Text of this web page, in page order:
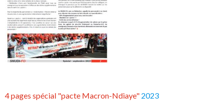
4 pages spécial "pacte Macron-Ndiaye" 2023